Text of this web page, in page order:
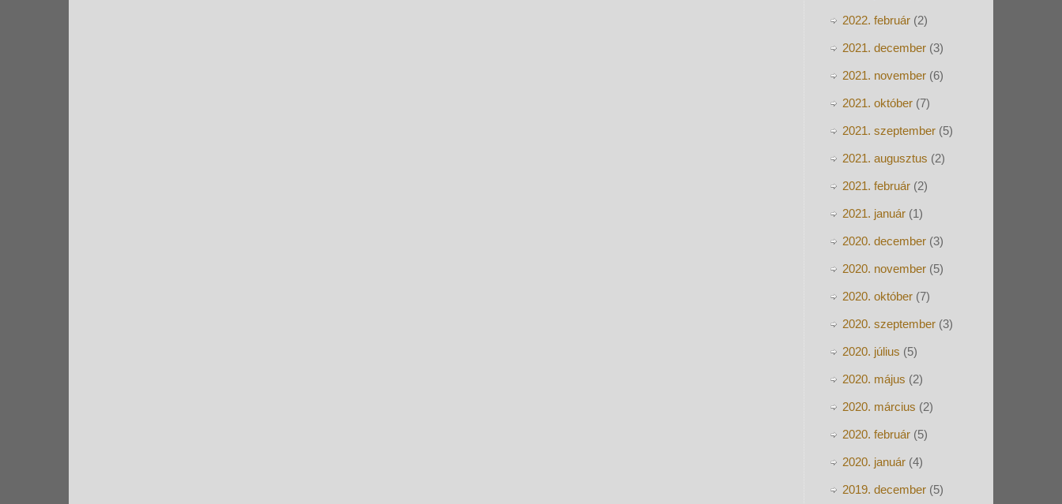
2022. február (2)
2021. december (3)
2021. november (6)
2021. október (7)
2021. szeptember (5)
2021. augusztus (2)
2021. február (2)
2021. január (1)
2020. december (3)
2020. november (5)
2020. október (7)
2020. szeptember (3)
2020. július (5)
2020. május (2)
2020. március (2)
2020. február (5)
2020. január (4)
2019. december (5)